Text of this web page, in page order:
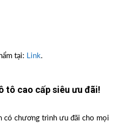
tại: Link.
tô cao cấp siêu ưu đãi!
có chương trình ưu đãi cho mọi